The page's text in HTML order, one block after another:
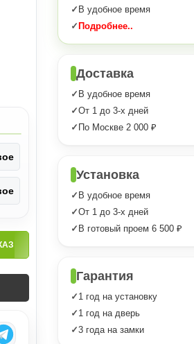
В удобное время
Подробнее..
Доставка
В удобное время
От 1 до 3-х дней
По Москве 2 000 ₽
Установка
В удобное время
От 1 до 3-х дней
В готовый проем 6 500 ₽
Гарантия
1 год на установку
1 год на дверь
3 года на замки